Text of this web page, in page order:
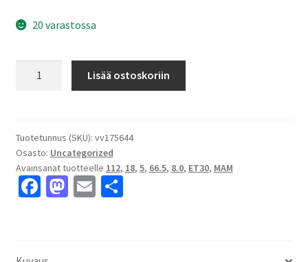
20 varastossa
8.0x18"
5x112
ET30
keskireikä:66.5
Lisää ostoskoriin
Tuotetunnus (SKU): vv175644
Osasto: Uncategorized
Avainsanat tuotteelle 112, 18, 5, 66.5, 8.0, ET30, MAM
Fa
o
M E S